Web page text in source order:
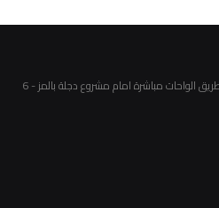
94 ب المنطقة الصناعية الخامسة - طريق الواحات مباشرة امام مشروع دجلة بالمز - 6